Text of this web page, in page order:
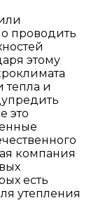
проводить
этому
тепла и
это
компания
есть
утепления